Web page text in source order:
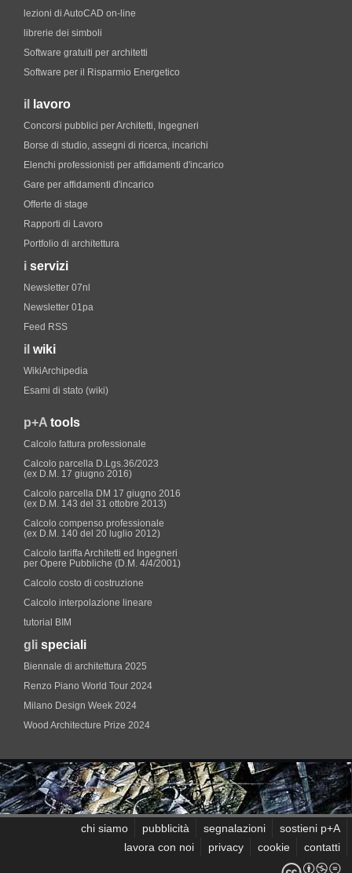
lezioni di AutoCAD on-line
librerie dei simboli
Software gratuiti per architetti
Software per il Risparmio Energetico
il lavoro
Concorsi pubblici per Architetti, Ingegneri
Borse di studio, assegni di ricerca, incarichi
Elenchi professionisti per affidamenti d'incarico
Gare per affidamenti d'incarico
Offerte di stage
Rapporti di Lavoro
Portfolio di architettura
i servizi
Newsletter 07nl
Newsletter 01pa
Feed RSS
il wiki
WikiArchipedia
Esami di stato (wiki)
p+A tools
Calcolo fattura professionale
Calcolo parcella D.Lgs.36/2023
(ex D.M. 17 giugno 2016)
Calcolo parcella DM 17 giugno 2016
(ex D.M. 143 del 31 ottobre 2013)
Calcolo compenso professionale
(ex D.M. 140 del 20 luglio 2012)
Calcolo tariffa Architetti ed Ingegneri
per Opere Pubbliche (D.M. 4/4/2001)
Calcolo costo di costruzione
Calcolo interpolazione lineare
tutorial BIM
gli speciali
Biennale di architettura 2025
Renzo Piano World Tour 2024
Milano Design Week 2024
Wood Architecture Prize 2024
chi siamo pubblicità segnalazioni
sostieni p+A
lavora con noi
privacy cookie contatti